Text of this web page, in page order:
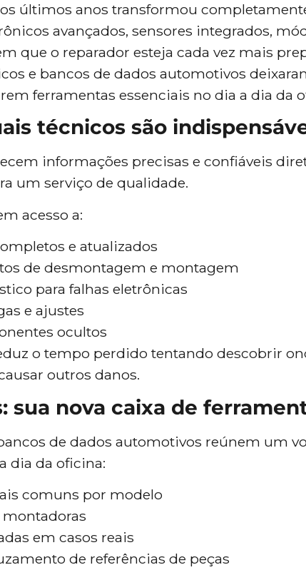
últimos anos transformou
avançados, sensores integrados,
que o reparador esteja cada vez mais
e bancos de dados automotivos
ferramentas essenciais no dia a dia da
técnicos são
informações precisas e confiáveis
um serviço de qualidade.
acesso a:
e atualizados
de desmontagem e montagem
para falhas eletrônicas
e ajustes
ocultos
o tempo perdido tentando descobrir
outros danos.
sua nova caixa de
de dados automotivos reúnem um
dia da oficina:
comuns por modelo
em casos reais
de referências de peças